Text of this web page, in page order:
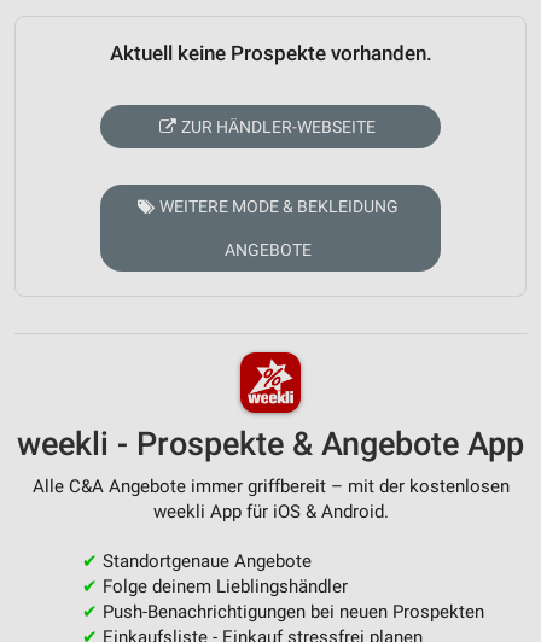
Aktuell keine Prospekte vorhanden.
ZUR HÄNDLER-WEBSEITE
WEITERE MODE & BEKLEIDUNG
ANGEBOTE
weekli - Prospekte & Angebote App
Alle C&A Angebote immer griffbereit – mit der kostenlosen
weekli App für iOS & Android.
✔ Standortgenaue Angebote
✔ Folge deinem Lieblingshändler
✔ Push-Benachrichtigungen bei neuen Prospekten